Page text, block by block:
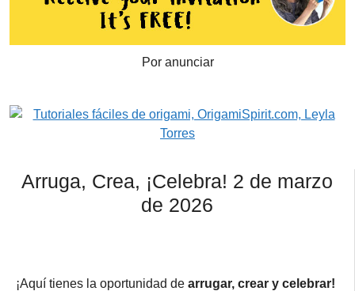
Por anunciar
Arruga, Crea, ¡Celebra! 2 de marzo
de 2026
¡Aquí tienes la oportunidad de arrugar, crear y celebrar!